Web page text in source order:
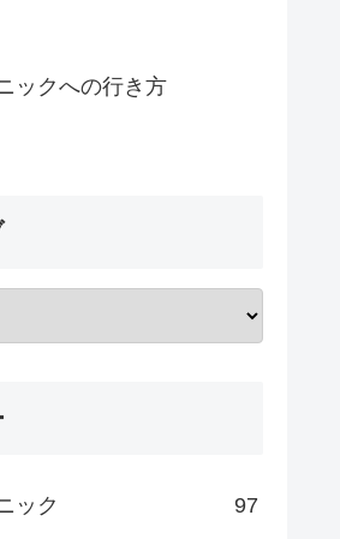
ックへの行き方
ック 97